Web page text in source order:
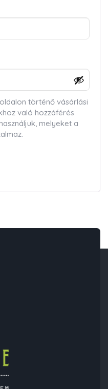
történő vásárlási
való hozzáférés
melyeket a